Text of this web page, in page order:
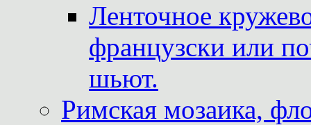
Ленточное
французски или
шьют.
Римская мозаика,